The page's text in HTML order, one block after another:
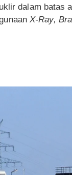
dalam batas
X-Ray,